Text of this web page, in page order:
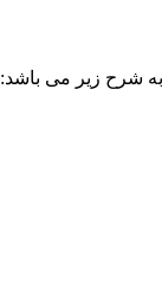
به شرح زیر می باشد: